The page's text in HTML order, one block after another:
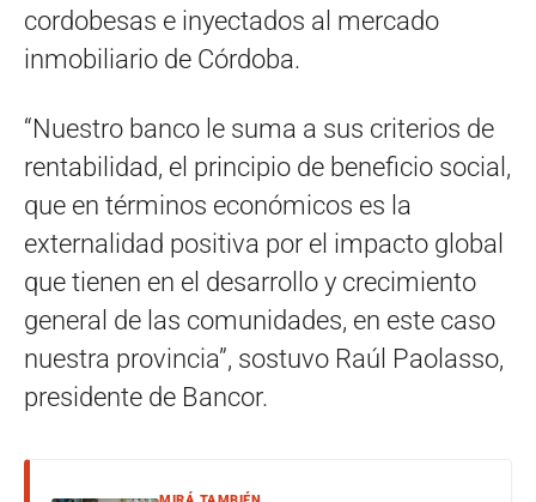
cordobesas e inyectados al mercado
inmobiliario de Córdoba.
“Nuestro banco le suma a sus criterios de
rentabilidad, el principio de beneficio social,
que en términos económicos es la
externalidad positiva por el impacto global
que tienen en el desarrollo y crecimiento
general de las comunidades, en este caso
nuestra provincia”, sostuvo Raúl Paolasso,
presidente de Bancor.